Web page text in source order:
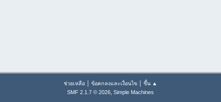
ช่วยเหลือ | ข้อตกลงและเงื่อนไข | ขึ้น ▲
SMF 2.1.7 © 2026, Simple Machines